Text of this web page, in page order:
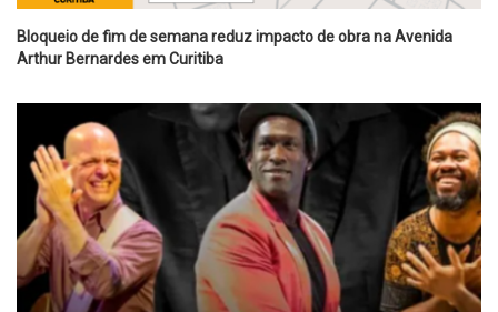
Bloqueio de fim de semana reduz impacto de obra na Avenida
Arthur Bernardes em Curitiba